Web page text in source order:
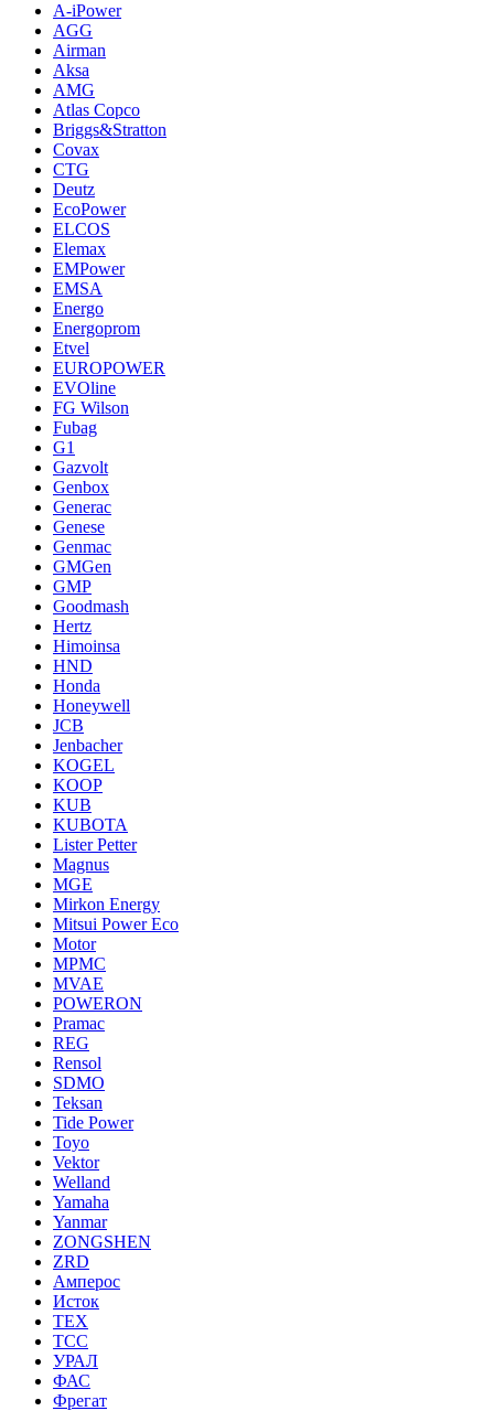
A-iPower
AGG
Airman
Aksa
AMG
Atlas Copco
Briggs&Stratton
Covax
CTG
Deutz
EcoPower
ELCOS
Elemax
EMPower
EMSA
Energo
Energoprom
Etvel
EUROPOWER
EVOline
FG Wilson
Fubag
G1
Gazvolt
Genbox
Generac
Genese
Genmac
GMGen
GMP
Goodmash
Hertz
Himoinsa
HND
Honda
Honeywell
JCB
Jenbacher
KOGEL
KOOP
KUB
KUBOTA
Lister Petter
Magnus
MGE
Mirkon Energy
Mitsui Power Eco
Motor
MPMC
MVAE
POWERON
Pramac
REG
Rensol
SDMO
Teksan
Tide Power
Toyo
Vektor
Welland
Yamaha
Yanmar
ZONGSHEN
ZRD
Амперос
Исток
ТЕХ
ТСС
УРАЛ
ФАС
Фрегат